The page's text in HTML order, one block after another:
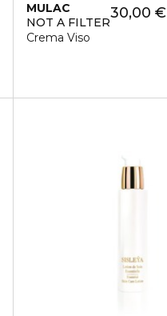
MULAC
NOT A FILTER
Crema Viso
30,00 €